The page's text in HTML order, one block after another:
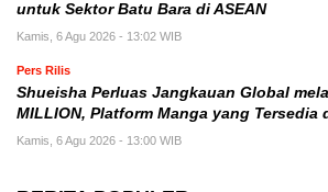
untuk Sektor Batu Bara di ASEAN
Kamis, 6 Agu 2026 - 13:02 WIB
Pers Rilis
Shueisha Perluas Jangkauan Global
MILLION, Platform Manga yang Tersedia
Kamis, 6 Agu 2026 - 13:00 WIB